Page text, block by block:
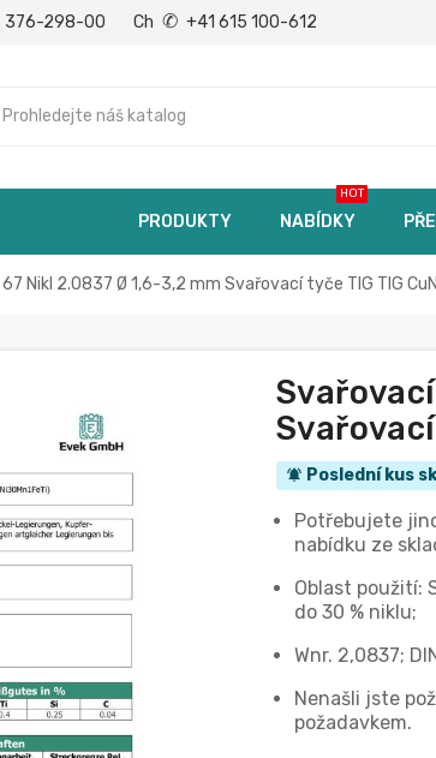
376-298-00 Ch ✆ +41 615 100-612
PRODUKTY NABÍDKY
HOT
Nikl 2.0837 Ø 1,6-3,2 mm Svařovací tyče TIG TIG
notifications_active Poslední kus
Potřebujete
nabídku ze
Oblast použití:
do 30 % niklu;
Wnr. 2,0837;
Nenašli jste
požadavkem.